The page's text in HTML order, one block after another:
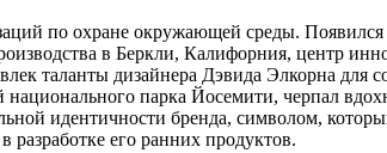
по охране окружающей среды.
в Беркли, Калифорния, центр
таланты дизайнера Дэвида Элкорна для
парка Йосемити, черпал
идентичности бренда, символом,
его ранних продуктов.